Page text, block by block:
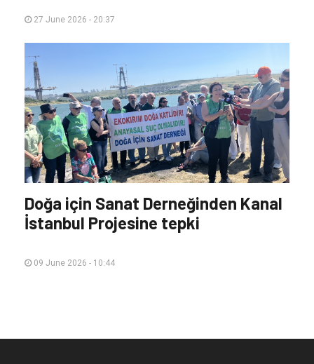
27 June 2026 - 20:37
Doğa için Sanat Derneğinden Kanal
İstanbul Projesine tepki
09 June 2026 - 10:44